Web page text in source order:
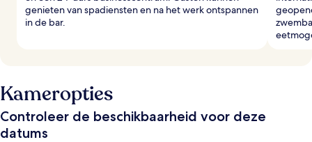
genieten van spadiensten en na het werk ontspannen
in de bar.
Kameropties
Controleer de beschikbaarheid voor deze
datums